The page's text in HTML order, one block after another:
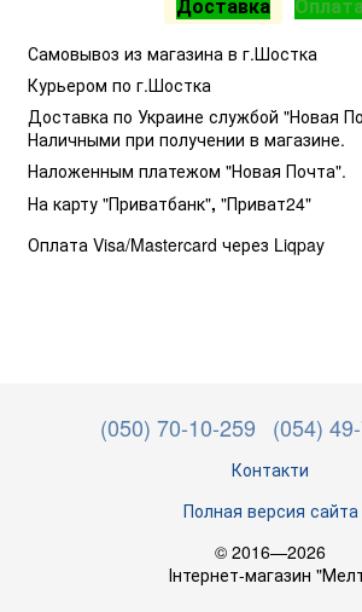
Доставка
Самовывоз из магазина в г.Шостка
Курьером по г.Шостка
Доставка по Украине службой "Новая
Наличными при получении в магазине.
Наложенным платежом "Новая Почта".
На карту "Приватбанк", "Приват24"
Оплата Visa/Mastercard через Liqpay
(050) 70-10-259 (054)
Контакти
Полная версия сайта
© 2016—2026
Інтернет-магазин